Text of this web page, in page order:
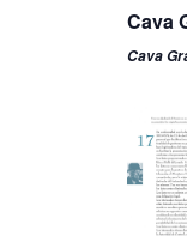
Cava
Cava